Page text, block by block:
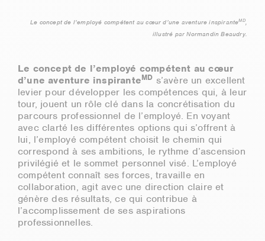
Le concept de l’employé compétent au cœur d’une aventure inspiranteMD,
illustré par Normandin Beaudry.
Le concept de l’employé compétent au cœur
d’une aventure inspiranteMD s’avère un excellent
levier pour développer les compétences qui, à leur
tour, jouent un rôle clé dans la concrétisation du
parcours professionnel de l’employé. En voyant
avec clarté les différentes options qui s’offrent à
lui, l’employé compétent choisit le chemin qui
correspond à ses ambitions, le rythme d’ascension
privilégié et le sommet personnel visé. L’employé
compétent connaît ses forces, travaille en
collaboration, agit avec une direction claire et
génère des résultats, ce qui contribue à
l’accomplissement de ses aspirations
professionnelles.